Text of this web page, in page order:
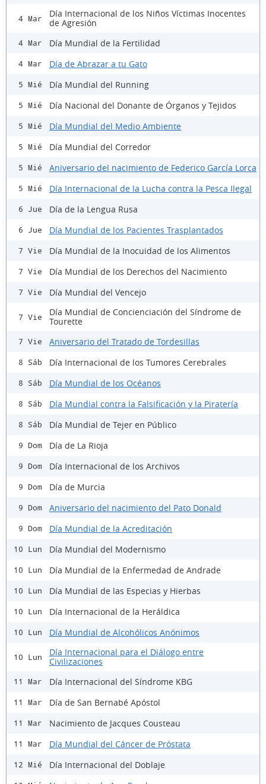
4 Mar
Día Internacional de los Niños Víctimas Inocentes
de Agresión
4 Mar Día Mundial de la Fertilidad
4 Mar Día de Abrazar a tu Gato
5 Mié Día Mundial del Running
5 Mié Día Nacional del Donante de Órganos y Tejidos
5 Mié Día Mundial del Medio Ambiente
5 Mié Día Mundial del Corredor
5 Mié Aniversario del nacimiento de Federico García Lorca
5 Mié Día Internacional de la Lucha contra la Pesca Ilegal
6 Jue Día de la Lengua Rusa
6 Jue Día Mundial de los Pacientes Trasplantados
7 Vie Día Mundial de la Inocuidad de los Alimentos
7 Vie Día Mundial de los Derechos del Nacimiento
7 Vie Día Mundial del Vencejo
7 Vie
Día Mundial de Concienciación del Síndrome de
Tourette
7 Vie Aniversario del Tratado de Tordesillas
8 Sáb Día Internacional de los Tumores Cerebrales
8 Sáb Día Mundial de los Océanos
8 Sáb Día Mundial contra la Falsificación y la Piratería
8 Sáb Día Mundial de Tejer en Público
9 Dom Día de La Rioja
9 Dom Día Internacional de los Archivos
9 Dom Día de Murcia
9 Dom Aniversario del nacimiento del Pato Donald
9 Dom Día Mundial de la Acreditación
10 Lun Día Mundial del Modernismo
10 Lun Día Mundial de la Enfermedad de Andrade
10 Lun Día Mundial de las Especias y Hierbas
10 Lun Día Internacional de la Heráldica
10 Lun Día Mundial de Alcohólicos Anónimos
10 Lun
Día Internacional para el Diálogo entre
Civilizaciones
11 Mar Día Internacional del Síndrome KBG
11 Mar Día de San Bernabé Apóstol
11 Mar Nacimiento de Jacques Cousteau
11 Mar Día Mundial del Cáncer de Próstata
12 Mié Día Internacional del Doblaje